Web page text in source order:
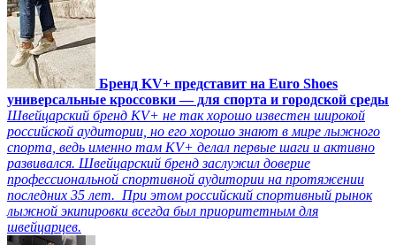
Бренд KV+ представит на Euro Shoes
универсальные кроссовки — для спорта и городской среды
Швейцарский бренд KV+ не так хорошо известен широкой
российской аудитории, но его хорошо знают в мире лыжного
спорта, ведь именно там KV+ делал первые шаги и активно
развивался. Швейцарский бренд заслужил доверие
профессиональной спортивной аудитории на протяжении
последних 35 лет. При этом российский спортивный рынок
лыжной экипировки всегда был приоритетным для
швейцарцев.